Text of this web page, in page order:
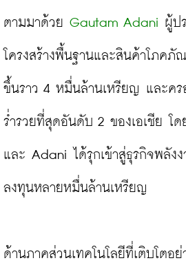
ตามมาด้วย Gautam Adani ผู้ป
โครงสร้างพื้นฐานและสินค้าโภค
ขึ้นราว 4 หมื่นล้านเหรียญ และค
ร่ำรวยที่สุดอันดับ 2 ของเอเชีย โ
และ Adani ได้รุกเข้าสู่ธุรกิจพลัง
ลงทุนหลายหมื่นล้านเหรียญ
ด้านภาคส่วนเทคโนโลยีที่เติบโตอ